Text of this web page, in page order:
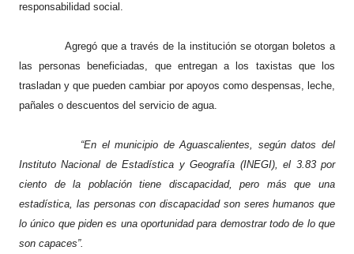
responsabilidad social.
Agregó que a través de la institución se otorgan boletos a
las personas beneficiadas, que entregan a los taxistas que los
trasladan y que pueden cambiar por apoyos como despensas, leche,
pañales o descuentos del servicio de agua.
“En el municipio de Aguascalientes, según datos del
Instituto Nacional de Estadística y Geografía (INEGI), el 3.83 por
ciento de la población tiene discapacidad, pero más que una
estadística, las personas con discapacidad son seres humanos que
lo único que piden es una oportunidad para demostrar todo de lo que
son capaces”.